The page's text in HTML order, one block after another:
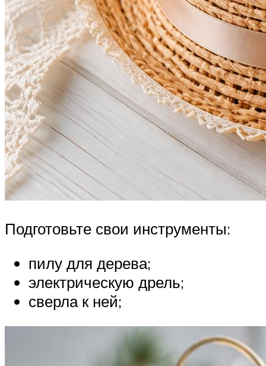
Подготовьте свои инструменты:
пилу для дерева;
электрическую дрель;
сверла к ней;